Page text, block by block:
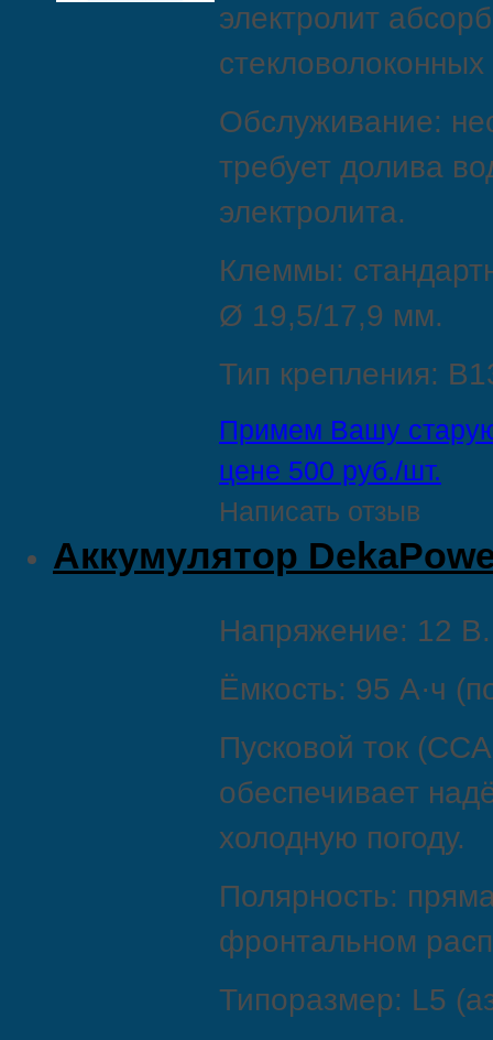
электролит
Обслуживание:
требует долива
электролита.
Клеммы:
Ø 19,5/17,9 мм.
Тип крепления:
Примем Вашу
цене 500 руб./шт.
Написать отзыв
Aккумулятор
Напряжение: 12 В.
Ёмкость: 95 А·ч
Пусковой ток
обеспечивает
холодную погоду.
Полярность:
фронтальном
Типоразмер: L5